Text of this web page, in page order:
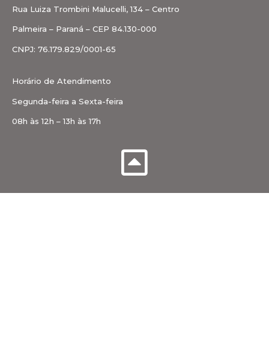
Rua Luiza Trombini Malucelli, 134 – Centro
Palmeira – Paraná – CEP 84.130-000
CNPJ: 76.179.829/0001-65
Horário de Atendimento
Segunda-feira a Sexta-feira
08h às 12h – 13h às 17h